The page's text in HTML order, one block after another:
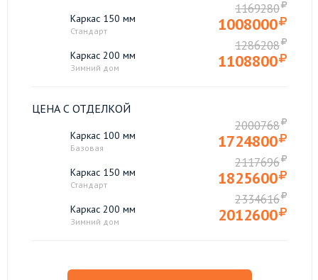
Каркас 150 мм
Стандарт
1169280
1008000
Каркас 200 мм
Зимний дом
1286208
1108800
ЦЕНА С ОТДЕЛКОЙ
Каркас 100 мм
Базовая
2000768
1724800
Каркас 150 мм
Стандарт
2117696
1825600
Каркас 200 мм
Зимний дом
2334616
2012600